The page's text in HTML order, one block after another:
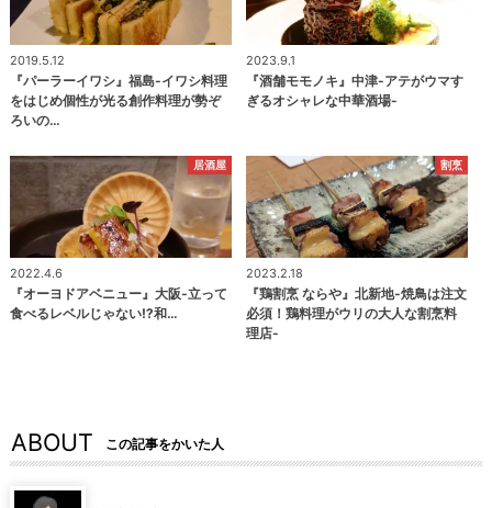
2019.5.12
『パーラーイワシ』福島-イワシ料理
をはじめ個性が光る創作料理が勢ぞ
ろいの…
2023.9.1
『酒舗モモノキ』中津-アテがウマす
ぎるオシャレな中華酒場-
居酒屋
2022.4.6
『オーヨドアベニュー』大阪-立って
食べるレベルじゃない⁉和…
割烹
2023.2.18
『鶏割烹 ならや』北新地-焼鳥は注文
必須！鶏料理がウリの大人な割烹料
理店-
ABOUT この記事をかいた人